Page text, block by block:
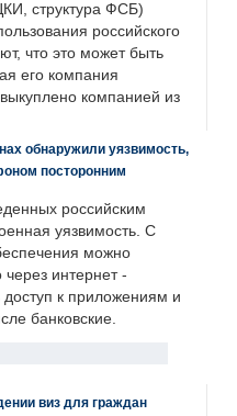
структура ФСБ)
российского
что это может быть
его компания
компанией из
обнаружили уязвимость,
посторонним
российским
уязвимость. С
можно
через интернет -
к приложениям и
банковские.
виз для граждан